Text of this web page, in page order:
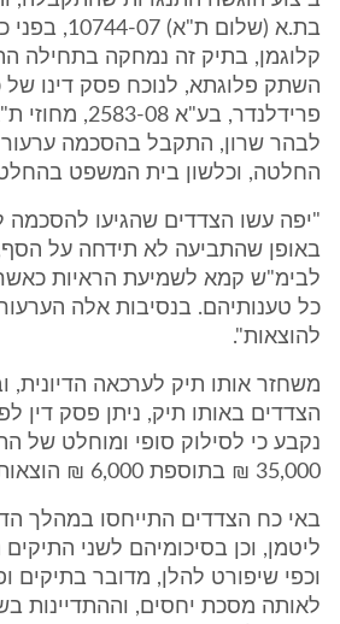
בת.א (שלום
קלוגמן, בתיק זה נמחקה בתחילה
השתק פלוגתא, לנוכח פסק דינו
פרידלנדר, בע"א
לבהר שרון, התקבל בהסכמה ערעור
החלטה, וכלשון בית המשפט בהחלטתו
"יפה עשו הצדדים שהגיעו להסכמה
באופן שהתביעה לא תידחה על הסף,
לבימ"ש קמא לשמיעת הראיות
כל טענותיהם. בנסיבות אלה
להוצאות".
משחזר אותו תיק לערכאה
נקבע כי לסילוק סופי ומוחלט של
35,000 ₪ בתוספת 6,000 ₪ הוצאות ושכ"ט עו"ד.
באי כח הצדדים התייחסו במהלך
ליטמן, וכן בסיכומיהם לשני
וכפי שיפורט להלן, מדובר בתיקים
לאותה מסכת יחסים, וההתדיינות